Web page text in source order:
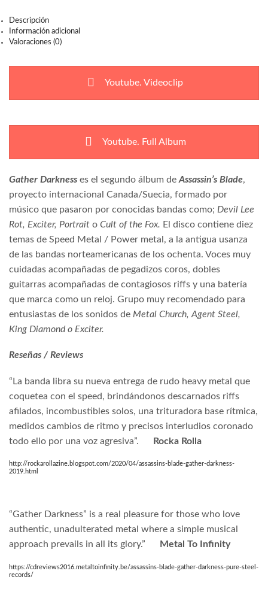
Descripción
Información adicional
Valoraciones (0)
Youtube. Videoclip
Youtube. Full Album
Gather Darkness es el segundo álbum de Assassin’s Blade,
proyecto internacional Canada/Suecia, formado por
músico que pasaron por conocidas bandas como; Devil Lee
Rot, Exciter, Portrait o Cult of the Fox. El disco contiene diez
temas de Speed Metal / Power metal, a la antigua usanza
de las bandas norteamericanas de los ochenta. Voces muy
cuidadas acompañadas de pegadizos coros, dobles
guitarras acompañadas de contagiosos riffs y una batería
que marca como un reloj. Grupo muy recomendado para
entusiastas de los sonidos de Metal Church, Agent Steel,
King Diamond o Exciter.
Reseñas / Reviews
“La banda libra su nueva entrega de rudo heavy metal que
coquetea con el speed, brindándonos descarnados riffs
afilados, incombustibles solos, una trituradora base rítmica,
medidos cambios de ritmo y precisos interludios coronado
todo ello por una voz agresiva”.
Rocka Rolla
http://rockarollazine.blogspot.com/2020/04/assassins-blade-gather-darkness-
2019.html
“Gather Darkness” is a real pleasure for those who love
authentic, unadulterated metal where a simple musical
approach prevails in all its glory.”
Metal To Infinity
https://cdreviews2016.metaltoinfinity.be/assassins-blade-gather-darkness-pure-steel-
records/